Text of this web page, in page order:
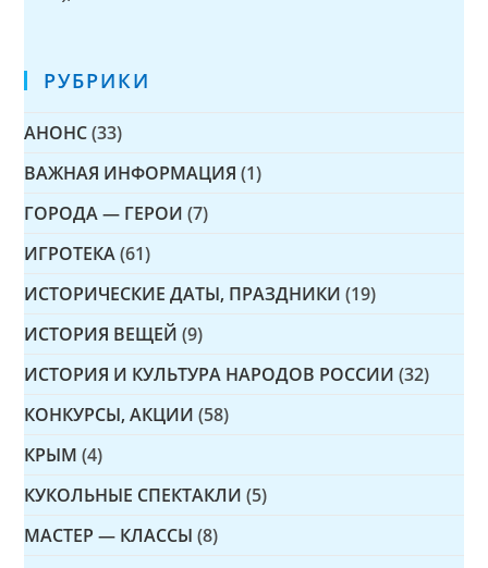
РУБРИКИ
АНОНС (33)
ВАЖНАЯ ИНФОРМАЦИЯ (1)
ГОРОДА — ГЕРОИ (7)
ИГРОТЕКА (61)
ИСТОРИЧЕСКИЕ ДАТЫ, ПРАЗДНИКИ (19)
ИСТОРИЯ ВЕЩЕЙ (9)
ИСТОРИЯ И КУЛЬТУРА НАРОДОВ РОССИИ (32)
КОНКУРСЫ, АКЦИИ (58)
КРЫМ (4)
КУКОЛЬНЫЕ СПЕКТАКЛИ (5)
МАСТЕР — КЛАССЫ (8)